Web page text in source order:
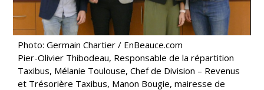
Photo: Germain Chartier / EnBeauce.com
Pier-Olivier Thibodeau, Responsable de la répartition
Taxibus, Mélanie Toulouse, Chef de Division – Revenus
et Trésorière Taxibus, Manon Bougie, mairesse de